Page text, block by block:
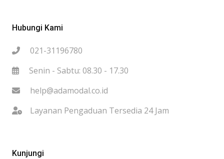
Hubungi Kami
021-31196780
Senin - Sabtu: 08.30 - 17.30
help@adamodal.co.id
Layanan Pengaduan Tersedia 24 Jam
Kunjungi